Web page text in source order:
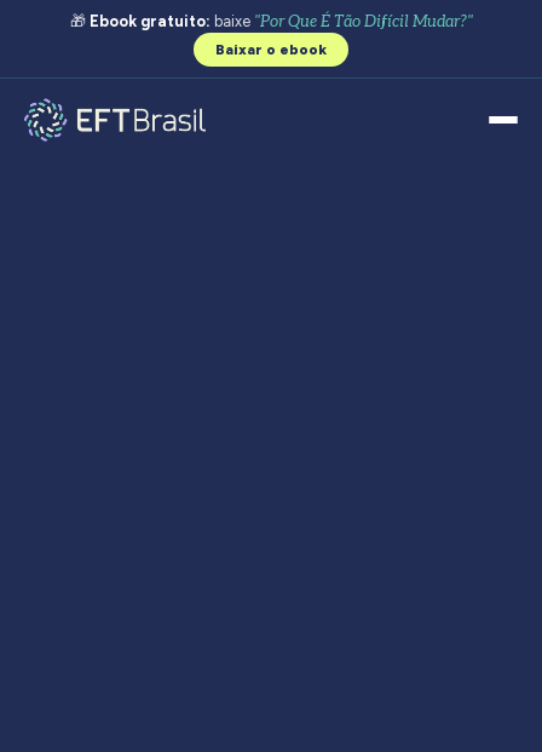
🎁 Ebook gratuito: baixe "Por Que É Tão Difícil Mudar?"
Baixar o ebook